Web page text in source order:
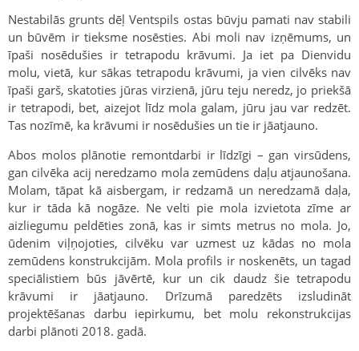
Nestabilās grunts dēļ Ventspils ostas būvju pamati nav stabili
un būvēm ir tieksme nosēsties. Abi moli nav izņēmums, un
īpaši nosēdušies ir tetrapodu krāvumi. Ja iet pa Dienvidu
molu, vietā, kur sākas tetrapodu krāvumi, ja vien cilvēks nav
īpaši garš, skatoties jūras virzienā, jūru teju neredz, jo priekšā
ir tetrapodi, bet, aizejot līdz mola galam, jūru jau var redzēt.
Tas nozīmē, ka krāvumi ir nosēdušies un tie ir jāatjauno.
Abos molos plānotie remontdarbi ir līdzīgi – gan virsūdens,
gan cilvēka acij neredzamo mola zemūdens daļu atjaunošana.
Molam, tāpat kā aisbergam, ir redzamā un neredzamā daļa,
kur ir tāda kā nogāze. Ne velti pie mola izvietota zīme ar
aizliegumu peldēties zonā, kas ir simts metrus no mola. Jo,
ūdenim viļņojoties, cilvēku var uzmest uz kādas no mola
zemūdens konstrukcijām. Mola profils ir noskenēts, un tagad
speciālistiem būs jāvērtē, kur un cik daudz šie tetrapodu
krāvumi ir jāatjauno. Drīzumā paredzēts izsludināt
projektēšanas darbu iepirkumu, bet molu rekonstrukcijas
darbi plānoti 2018. gadā.